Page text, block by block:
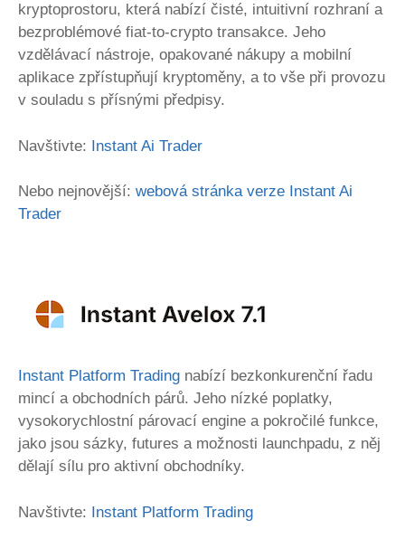
kryptoprostoru, která nabízí čisté, intuitivní rozhraní a
bezproblémové fiat-to-crypto transakce. Jeho
vzdělávací nástroje, opakované nákupy a mobilní
aplikace zpřístupňují kryptoměny, a to vše při provozu
v souladu s přísnými předpisy.
Navštivte: Instant Ai Trader
Nebo nejnovější: webová stránka verze Instant Ai
Trader
Instant Platform Trading nabízí bezkonkurenční řadu
mincí a obchodních párů. Jeho nízké poplatky,
vysokorychlostní párovací engine a pokročilé funkce,
jako jsou sázky, futures a možnosti launchpadu, z něj
dělají sílu pro aktivní obchodníky.
Navštivte: Instant Platform Trading